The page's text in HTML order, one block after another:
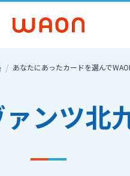
あなたにあったカードを選んで
ンツ北